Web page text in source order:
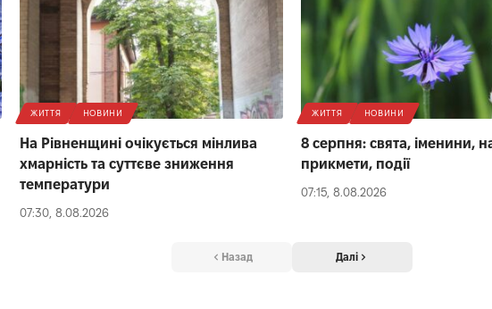
ЖИТТЯ НОВИНИ
На Рівненщині очікується мінлива
хмарність та суттєве зниження
температури
07:30, 8.08.2026
ЖИТТЯ НОВИНИ
8 серпня: свята, іменини,
прикмети, події
07:15, 8.08.2026
Назад Далі